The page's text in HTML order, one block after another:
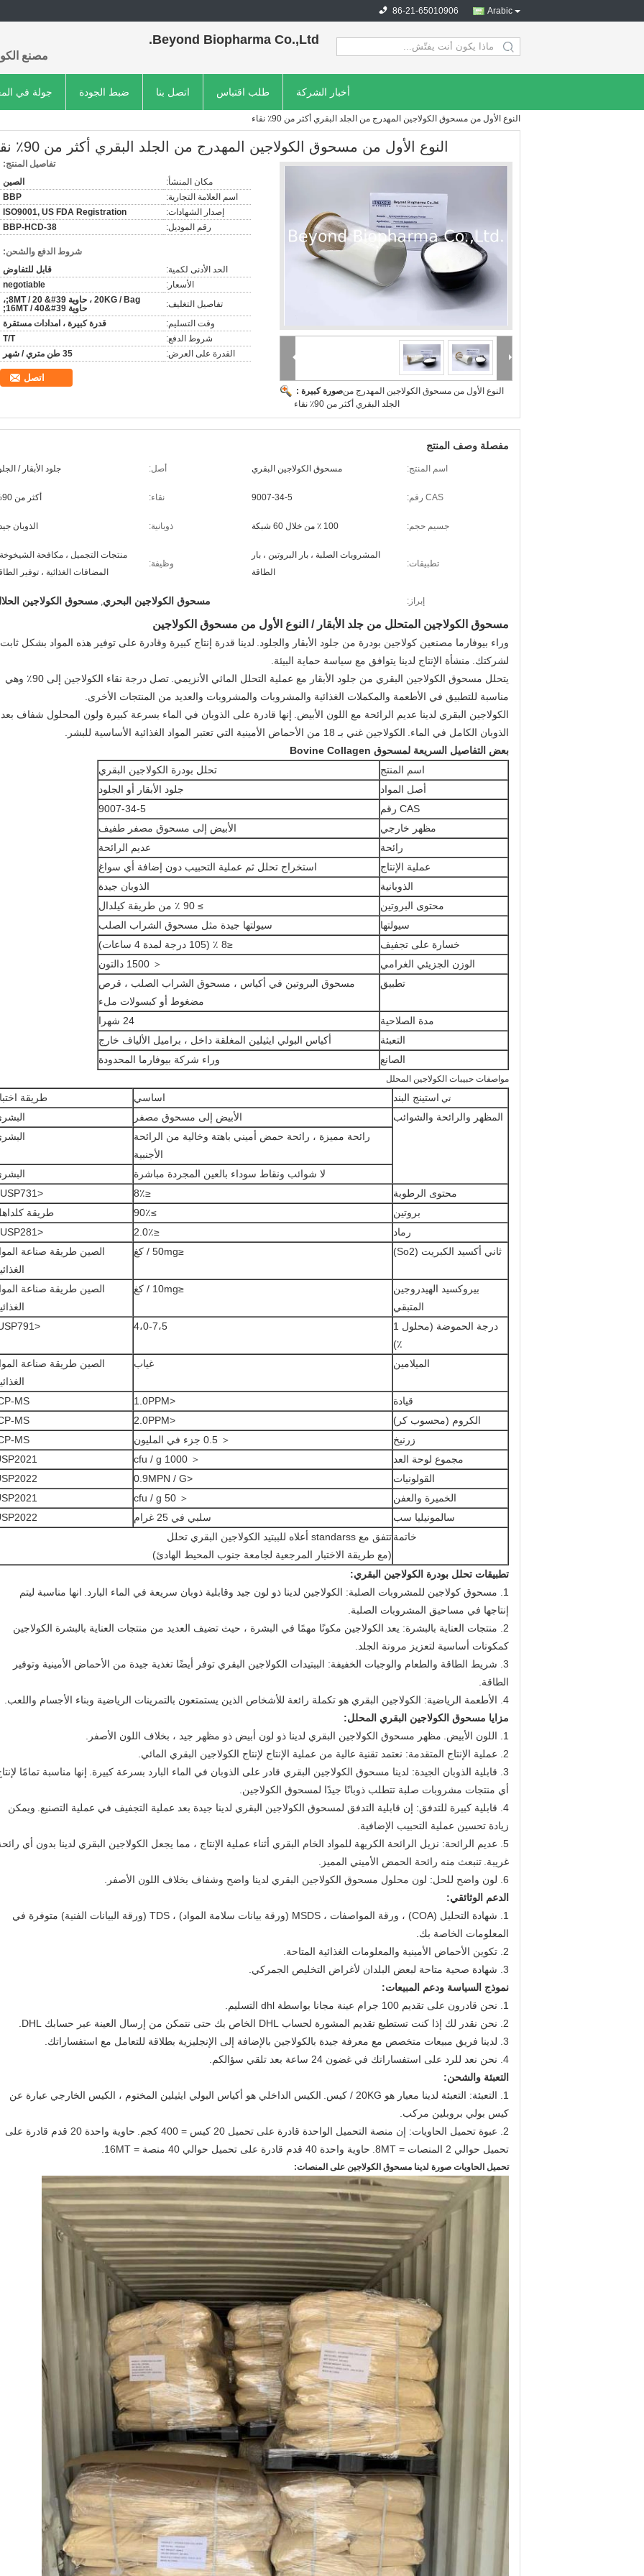
Arabic
86-21-65010906
Beyond Biopharma Co.,Ltd.
مصنع search
جولة في ضبط الجودة اتصل بنا طلب اقتباس أخبار الشركة
النوع الأول من مسحوق الكولاجين المهدرج من الجلد البقري أكثر من 90٪ نقاء
النوع الأول من مسحوق الكولاجين المهدرج من الجلد البقري أكثر من 90٪ نقاء
صورة كبيرة :النوع الأول من مسحوق الكولاجين المهدرج من
الجلد البقري أكثر من 90٪ نقاء
تفاصيل المنتج:
مكان المنشأ:
الصين
اسم العلامة التجارية:
BBP
إصدار الشهادات:
ISO9001, US FDA Registration
رقم الموديل:
BBP-HCD-38
شروط الدفع والشحن:
الحد الأدنى لكمية:
قابل للتفاوض
الأسعار:
negotiable
تفاصيل التغليف:
20KG / Bag ، حاوية 8MT / 20 &#39;،
حاوية 16MT / 40&#39;
وقت التسليم:
قدرة كبيرة ، امدادات مستقرة
شروط الدفع:
T/T
القدرة على العرض:
35 طن متري / شهر
اتصل
مفصلة وصف المنتج
اسم المنتج: مسحوق الكولاجين البقري أصل: جلود الأبقار /
CAS رقم: 9007-34-5 نقاء: أكثر من 90%
جسيم حجم: 100 ٪ من خلال 60 شبكة ذوبانية: الذوبان
تطبيقات:
المشروبات الصلبة ، بار البروتين ، بار
الطاقة
وظيفة:
منتجات التجميل ، مكافحة
المضافات الغذائية ، توفير
إبراز: مسحوق الكولاجين البحري, مسحوق الكولاجين
مسحوق الكولاجين المتحلل من جلد الأبقار / النوع الأول من مسحوق الكولاجين
وراء بيوفارما مصنعين كولاجين بودرة من جلود الأبقار والجلود.
لدينا قدرة إنتاج كبيرة وقادرة على توفير هذه المواد بشكل ثابت
لشركتك. منشأة الإنتاج لدينا يتوافق مع سياسة حماية البيئة.
يتحلل مسحوق الكولاجين البقري من جلود الأبقار مع عملية التحلل المائي الأنزيمي.
تصل درجة نقاء الكولاجين إلى 90٪ وهي
مناسبة للتطبيق في الأطعمة والمكملات الغذائية والمشروبات والمشروبات والعديد من المنتجات الأخرى.
الكولاجين البقري لدينا عديم الرائحة مع اللون الأبيض. إنها قادرة على الذوبان في الماء بسرعة كبيرة ولون المحلول شفاف بعد
الذوبان الكامل في الماء. الكولاجين غني بـ 18 من الأحماض الأمينية التي تعتبر المواد الغذائية الأساسية للبشر.
بعض التفاصيل السريعة لمسحوق Bovine Collagen
اسم المنتج
تحلل بودرة الكولاجين البقري
أصل المواد
جلود الأبقار أو الجلود
CAS رقم
9007-34-5
مظهر خارجي
الأبيض إلى مسحوق مصفر طفيف
رائحة
عديم الرائحة
عملية الإنتاج
استخراج تحلل ثم عملية التحبيب دون إضافة أي سواغ
الذوبانية
الذوبان جيدة
محتوى البروتين
≥ 90 ٪ من طريقة كيلدال
سيولتها
سيولتها جيدة مثل مسحوق الشراب الصلب
خسارة على تجفيف
≤8 ٪ (105 درجة لمدة 4 ساعات)
الوزن الجزيئي الغرامي
＜ 1500 دالتون
تطبيق
مسحوق البروتين في أكياس ، مسحوق الشراب الصلب ، قرص
مضغوط أو كبسولات ملء
مدة الصلاحية
24 شهرا
التعبئة
أكياس البولي ايثيلين المغلقة داخل ، براميل الألياف خارج
الصانع
وراء شركة بيوفارما المحدودة
مواصفات حبيبات الكولاجين المحلل
تي استينج البند اساسي
طريقة
المظهر والرائحة والشوائب
الأبيض إلى مسحوق مصفر
رائحة مميزة ، رائحة حمض أميني باهتة وخالية من الرائحة
الأجنبية
لا شوائب ونقاط سوداء بالعين المجردة مباشرة
محتوى الرطوبة
≤8٪
<USP731>
بروتين
≥90٪
طريقة
رماد
≤2.0٪
<USP281>
ثاني أكسيد الكبريت (So2)
≤50mg / كغ
الصين طريقة صناعة
بيروكسيد الهيدروجين
المتبقي
≤10mg / كغ
الصين طريقة صناعة
درجة الحموضة (محلول 1
٪)
4،0-7،5 <USP791.
الميلامين غياب
الصين طريقة صناعة
قيادة
<1.0PPM
MS
الكروم (محسوب كر)
<2.0PPM
MS
زرنيخ
＜ 0.5 جزء في المليون
MS
مجموع لوحة العد
＜ 1000 cfu / g
القولونيات
<0.9MPN / G
الخميرة والعفن
＜ 50 cfu / g
سالمونيليا سب
سلبي في 25 غرام
خاتمةتتفق مع standarss أعلاه للببتيد الكولاجين البقري تحلل
(مع طريقة الاختبار المرجعية لجامعة جنوب المحيط الهادئ)
تطبيقات تحلل بودرة الكولاجين البقري:
1. مسحوق كولاجين للمشروبات الصلبة: الكولاجين لدينا ذو لون جيد وقابلية ذوبان سريعة في الماء البارد.
انها مناسبة ليتم
إنتاجها في مساحيق المشروبات الصلبة.
2. منتجات العناية بالبشرة: يعد الكولاجين مكونًا مهمًا في البشرة ، حيث تضيف العديد من منتجات العناية بالبشرة الكولاجين
كمكونات أساسية لتعزيز مرونة الجلد.
3. شريط الطاقة والطعام والوجبات الخفيفة: الببتيدات الكولاجين البقري توفر أيضًا تغذية جيدة من الأحماض الأمينية وتوفير
الطاقة.
4. الأطعمة الرياضية: الكولاجين البقري هو تكملة رائعة للأشخاص الذين يستمتعون بالتمرينات الرياضية وبناء الأجسام واللعب.
مزايا مسحوق الكولاجين البقري المحلل:
1. اللون الأبيض.
مظهر مسحوق الكولاجين البقري لدينا ذو لون أبيض ذو مظهر جيد ، بخلاف اللون الأصفر.
2. عملية الإنتاج المتقدمة: نعتمد تقنية عالية من عملية الإنتاج لإنتاج الكولاجين البقري المائي.
3. قابلية الذوبان الجيدة: لدينا مسحوق الكولاجين البقري قادر على الذوبان في الماء البارد بسرعة كبيرة.
إنها مناسبة تمامًا
أي منتجات مشروبات صلبة تتطلب ذوبانًا جيدًا لمسحوق الكولاجين.
4. قابلية كبيرة للتدفق: إن قابلية التدفق لمسحوق الكولاجين البقري لدينا جيدة بعد عملية التجفيف في عملية التصنيع.
ويمكن
زيادة تحسين عملية التحبيب الإضافية.
5. عديم الرائحة: نزيل الرائحة الكريهة للمواد الخام البقري أثناء عملية الإنتاج ، مما يجعل الكولاجين البقري لدينا بدون أي
غريبة. تنبعث منه رائحة الحمض الأميني المميز.
6. لون واضح للحل: لون محلول مسحوق الكولاجين البقري لدينا واضح وشفاف بخلاف اللون الأصفر.
الدعم الوثائقي:
1. شهادة التحليل (COA) ، ورقة المواصفات ، MSDS (ورقة بيانات سلامة المواد) ، TDS (ورقة البيانات الفنية) متوفرة في
المعلومات الخاصة بك.
2. تكوين الأحماض الأمينية والمعلومات الغذائية المتاحة.
3. شهادة صحية متاحة لبعض البلدان لأغراض التخليص الجمركي.
نموذج السياسة ودعم المبيعات:
1. نحن قادرون على تقديم 100 جرام عينة مجانا بواسطة dhl التسليم.
2. نحن نقدر لك إذا كنت تستطيع تقديم المشورة لحساب DHL الخاص بك حتى نتمكن من إرسال العينة عبر حسابك DHL.
3. لدينا فريق مبيعات متخصص مع معرفة جيدة بالكولاجين بالإضافة إلى الإنجليزية بطلاقة للتعامل مع استفساراتك.
4. نحن نعد للرد على استفساراتك في غضون 24 ساعة بعد تلقي سؤالكم.
التعبئة والشحن:
1. التعبئة: التعبئة لدينا معيار هو 20KG / كيس.
الكيس الداخلي هو أكياس البولي ايثيلين المختوم ، الكيس الخارجي عبارة عن
كيس بولي بروبلين مركب.
2. عبوة تحميل الحاويات: إن منصة التحميل الواحدة قادرة على تحميل 20 كيس = 400 كجم.
حاوية واحدة 20 قدم قادرة على
تحميل حوالي 2 المنصات = 8MT.
حاوية واحدة 40 قدم قادرة على تحميل حوالي 40 منصة = 16MT.
تحميل الحاويات صورة لدينا مسحوق الكولاجين على المنصات: